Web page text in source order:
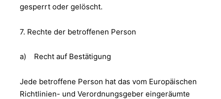
gesperrt oder gelöscht.
7. Rechte der betroffenen Person
a) Recht auf Bestätigung
Jede betroffene Person hat das vom Europäischen
Richtlinien- und Verordnungsgeber eingeräumte